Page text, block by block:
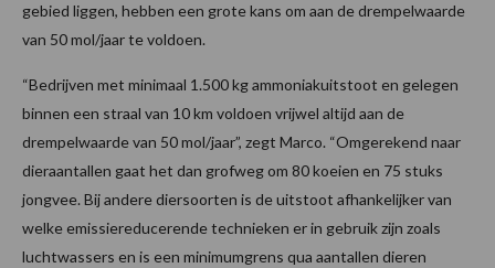
gebied liggen, hebben een grote kans om aan de drempelwaarde
van 50 mol/jaar te voldoen.
“Bedrijven met minimaal 1.500 kg ammoniakuitstoot en gelegen
binnen een straal van 10 km voldoen vrijwel altijd aan de
drempelwaarde van 50 mol/jaar”, zegt Marco. “Omgerekend naar
dieraantallen gaat het dan grofweg om 80 koeien en 75 stuks
jongvee. Bij andere diersoorten is de uitstoot afhankelijker van
welke emissiereducerende technieken er in gebruik zijn zoals
luchtwassers en is een minimumgrens qua aantallen dieren